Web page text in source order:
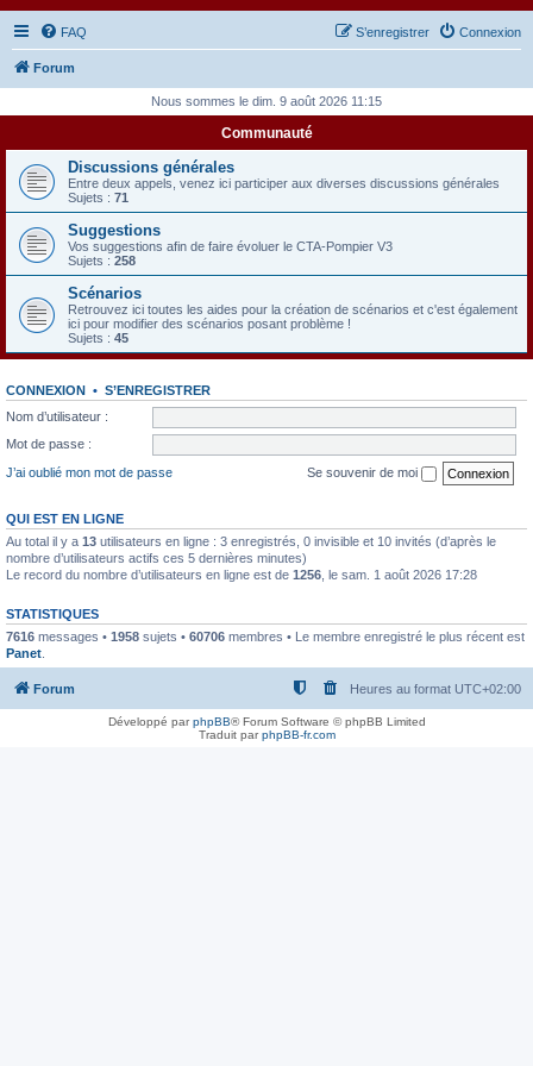
FAQ Connexion
S’enregistrer
Forum
Nous sommes le dim. 9 août 2026 11:15
Communauté
Discussions générales
Entre deux appels, venez ici participer aux diverses discussions générales
Sujets : 71
Suggestions
Vos suggestions afin de faire évoluer le CTA-Pompier V3
Sujets : 258
Scénarios
Retrouvez ici toutes les aides pour la création de scénarios et c'est également
ici pour modifier des scénarios posant problème !
Sujets : 45
CONNEXION • S’ENREGISTRER
Nom d’utilisateur :
Mot de passe :
J’ai oublié mon mot de passe
Se souvenir de moi
QUI EST EN LIGNE
Au total il y a 13 utilisateurs en ligne : 3 enregistrés, 0 invisible et 10 invités (d’après le
nombre d’utilisateurs actifs ces 5 dernières minutes)
Le record du nombre d’utilisateurs en ligne est de 1256 , le sam. 1 août 2026 17:28
STATISTIQUES
7616 messages • 1958 sujets • 60706 membres • Le membre enregistré le plus récent est
Panet
Forum Heures au format UTC+02:00
Développé parphpBB® Forum Software © phpBB Limited
Traduit parphpBB-fr.com